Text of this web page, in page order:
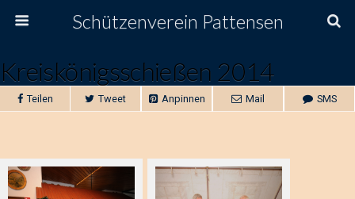
Schützenverein Pattensen
Kreiskönigsschießen 2014
Teilen Tweet Anpinnen Mail SMS